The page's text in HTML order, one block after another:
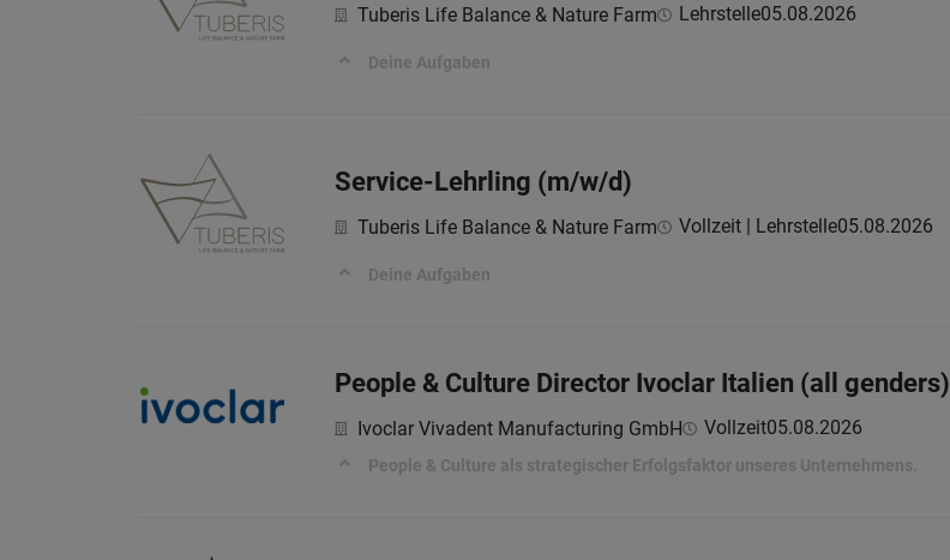
Tuberis Life Balance & Nature Farm Lehrstelle05.08.2026
Deine Aufgaben
Service-Lehrling (m/w/d)
Tuberis Life Balance & Nature Farm Vollzeit | Lehrstelle05.08.2026
Deine Aufgaben
People & Culture Director Ivoclar Italien (all genders)
Ivoclar Vivadent Manufacturing GmbH Vollzeit05.08.2026
People & Culture als strategischer Erfolgsfaktor unseres Unternehmens.